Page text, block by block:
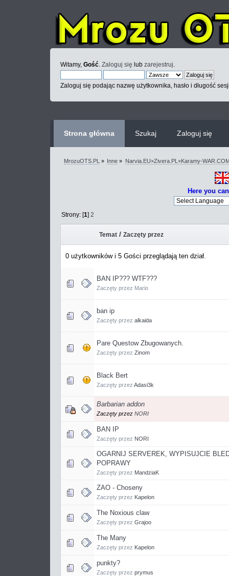
Witamy, Gość Zaloguj się lub zarejestruj
Zaloguj się podając nazwę użytkownika, hasło i długość
Strona główna Szukaj Zaloguj się
MrozuOTS.PL » Inne » Narvia.EU×Zivera.PL×Karamy-
Here you
Strony: [1]2
Temat/ Zaczęty przez
0 użytkowników i 5 Gości przeglądają ten dział.
BAN IP??? WTF???
Zaczęty przez Mario
ban ip
Zaczęty przez alkaida
Pare Questow Zbugowanych.
Zaczęty przez Zinom
Black Bert
Zaczęty przez Adasi3k
Barbarian addon
Zaczęty przez NORI
BAN IP
Zaczęty przez NORI
OGARNIJ SERVEREK, WYPISUJCIE
POPRAWY
Zaczęty przez MandziaK
ZAO - Choseny
Zaczęty przez Kapelon
The Noxious claw
Zaczęty przez Grajoo
The Many
Zaczęty przez Kapelon
punkty?
Zaczęty przez prymus